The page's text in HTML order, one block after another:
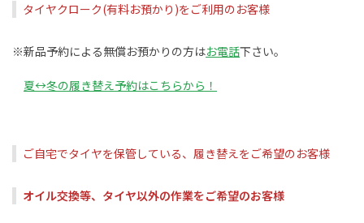
タイヤクローク(有料お預かり)をご利用のお客様
※新品予約による無償お預かりの方はお電話下さい。
夏↔️冬の履き替え予約はこちらから！
ご自宅でタイヤを保管している、履き替えをご希望のお客様
オイル交換等、タイヤ以外の作業をご希望のお客様